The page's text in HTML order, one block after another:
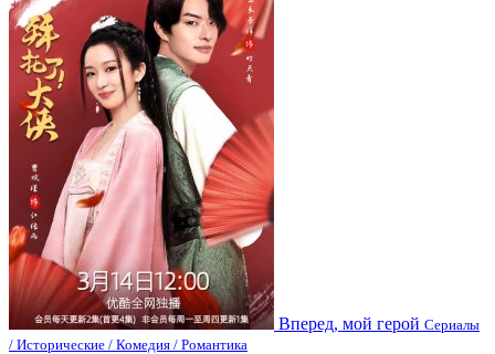
Вперед, мой герой Сериалы
/ Исторические / Комедия / Романтика